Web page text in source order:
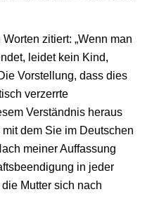
zitiert: „Wenn man
leidet kein Kind,
Vorstellung, dass dies
verzerrte
Verständnis heraus
dem Sie im Deutschen
meiner Auffassung
in jeder
Mutter sich nach